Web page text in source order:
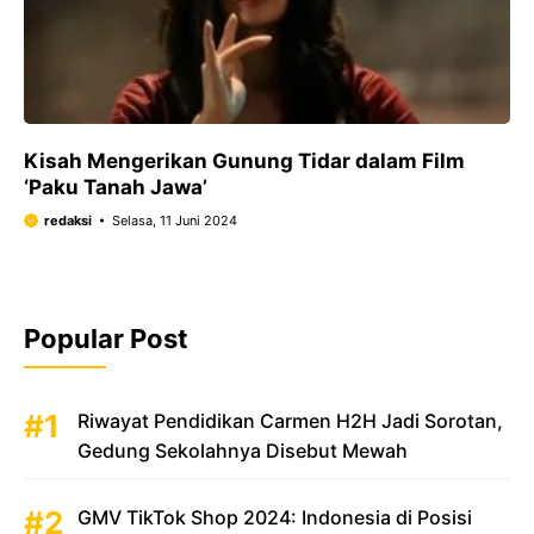
Kisah Mengerikan Gunung Tidar dalam Film
‘Paku Tanah Jawa’
redaksi Selasa, 11 Juni 2024
Popular Post
Riwayat Pendidikan Carmen H2H Jadi Sorotan,
Gedung Sekolahnya Disebut Mewah
GMV TikTok Shop 2024: Indonesia di Posisi